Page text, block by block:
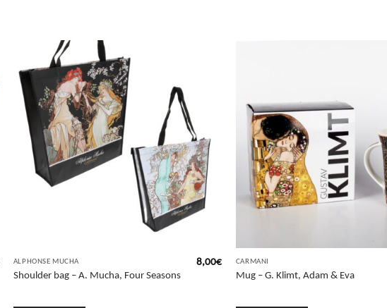
ALPHONSE MUCHA
Shoulder bag – A. Mucha, Four Seasons
8,00€ CARMANI
Mug – G. Klimt, Adam & Eva